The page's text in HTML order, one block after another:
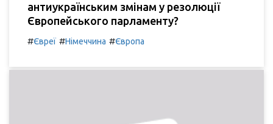
антиукраїнським змінам у резолюції
Європейського парламенту?
#Євреї #Німеччина #Європа